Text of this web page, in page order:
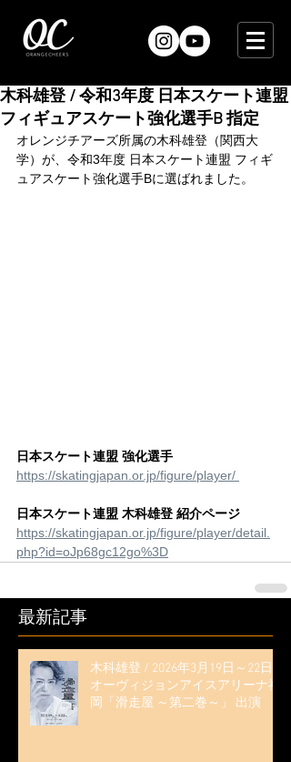
木科雄登 / 令和3年度 日本スケート連盟
フィギュアスケート強化選手B 指定
オレンジチアーズ所属の木科雄登（関西大
学）が、令和3年度 日本スケート連盟 フィギ
ュアスケート強化選手Bに選ばれました。
日本スケート連盟 強化選手
https://skatingjapan.or.jp/figure/player/
日本スケート連盟 木科雄登 紹介ページ
https://skatingjapan.or.jp/figure/player/detail.
php?id=oJp68gc12go%3D
最新記事
木科雄登 / 2026年3月19日～22日
オーヴィジョンアイスアリーナ福
岡「滑走屋 ～第二巻～」 出演